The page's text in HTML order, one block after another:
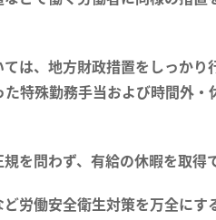
は、地方財政措置をしっかり
特殊勤務手当および時間外
を問わず、有給の休暇を取得
労働安全衛生対策を万全にす